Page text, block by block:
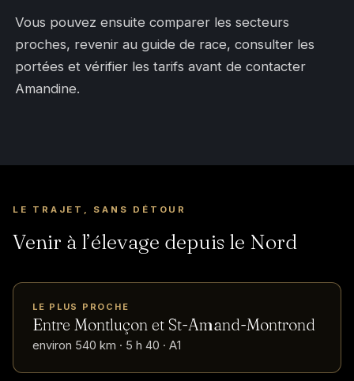
Vous pouvez ensuite comparer les secteurs
proches, revenir au guide de race, consulter les
portées et vérifier les tarifs avant de contacter
Amandine.
LE TRAJET, SANS DÉTOUR
Venir à l’élevage depuis le Nord
LE PLUS PROCHE
Entre Montluçon et St-Amand-Montrond
environ 540 km · 5 h 40 · A1